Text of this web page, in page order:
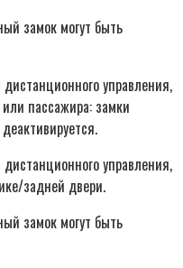
замок могут быть
управления,
пассажира: замки
управления,
задней двери.
замок могут быть